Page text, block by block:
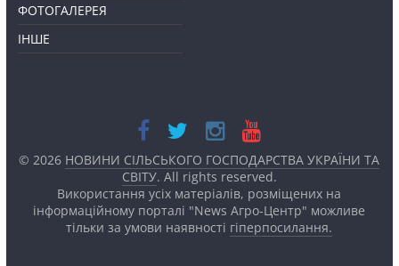
ФОТОГАЛЕРЕЯ
ІНШЕ
© 2026 НОВИНИ СІЛЬСЬКОГО ГОСПОДАРСТВА УКРАЇНИ ТА
СВІТУ. All rights reserved.
Використання усіх матеріалів, розміщених на
інформаційному порталі "News Агро-Центр" можливе
тільки за умови наявності гіперпосилання.